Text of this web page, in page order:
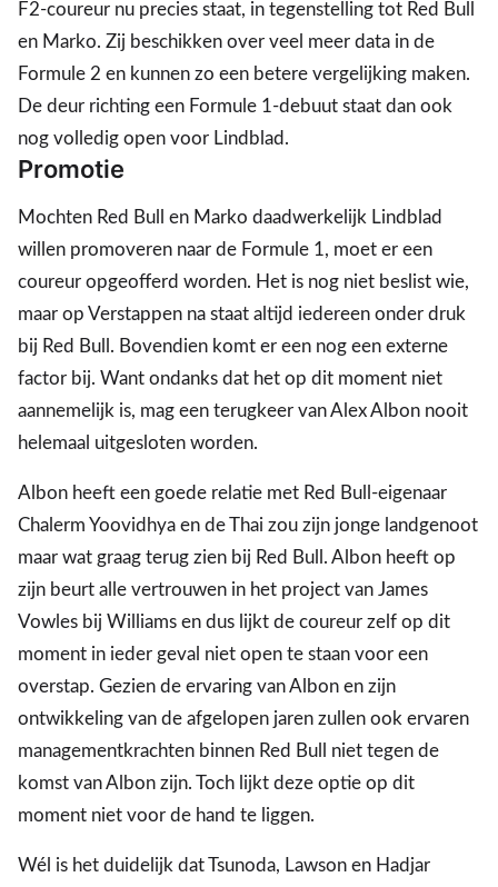
F2-coureur nu precies staat, in tegenstelling tot Red Bull
en Marko. Zij beschikken over veel meer data in de
Formule 2 en kunnen zo een betere vergelijking maken.
De deur richting een Formule 1-debuut staat dan ook
nog volledig open voor Lindblad.
Promotie
Mochten Red Bull en Marko daadwerkelijk Lindblad
willen promoveren naar de Formule 1, moet er een
coureur opgeofferd worden. Het is nog niet beslist wie,
maar op Verstappen na staat altijd iedereen onder druk
bij Red Bull. Bovendien komt er een nog een externe
factor bij. Want ondanks dat het op dit moment niet
aannemelijk is, mag een terugkeer van Alex Albon nooit
helemaal uitgesloten worden.
Albon heeft een goede relatie met Red Bull-eigenaar
Chalerm Yoovidhya en de Thai zou zijn jonge landgenoot
maar wat graag terug zien bij Red Bull. Albon heeft op
zijn beurt alle vertrouwen in het project van James
Vowles bij Williams en dus lijkt de coureur zelf op dit
moment in ieder geval niet open te staan voor een
overstap. Gezien de ervaring van Albon en zijn
ontwikkeling van de afgelopen jaren zullen ook ervaren
managementkrachten binnen Red Bull niet tegen de
komst van Albon zijn. Toch lijkt deze optie op dit
moment niet voor de hand te liggen.
Wél is het duidelijk dat Tsunoda, Lawson en Hadjar